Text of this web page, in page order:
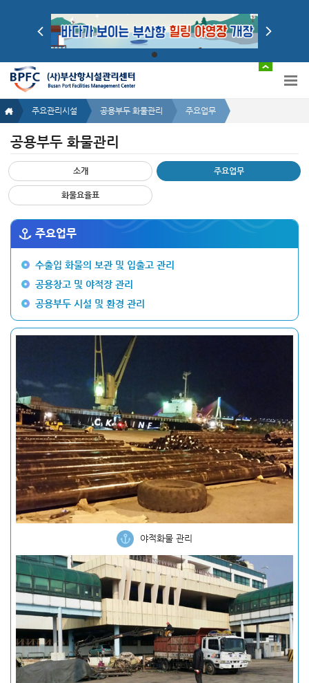
주요관리시설 공용부두 화물관리 주요업무
공용부두 화물관리
공
용
부
두
물
리
소개 주요업무
화물요율표
주요업무
수출입 화물의 보관 및 입출고 관리
공용창고 및 야적장 관리
공용부두 시설 및 환경 관리
야적화물 관리